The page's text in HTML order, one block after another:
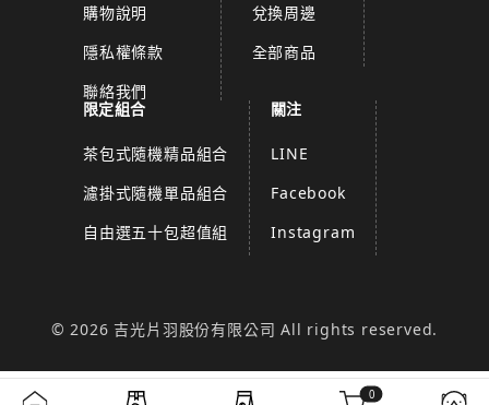
購物說明
隱私權條款
聯絡我們
兌換周邊
全部商品
限定組合
茶包式隨機精品組合
濾掛式隨機單品組合
自由選五十包超值組
關注
LINE
Facebook
Instagram
© 2026 吉光片羽股份有限公司 All rights reserved.
0